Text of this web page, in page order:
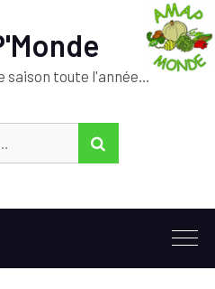
saison toute l'année…